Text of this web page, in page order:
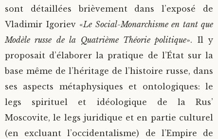
sont détaillées brièvement dans l’exposé de
Vladimir Igoriev «Le Social-Monarchisme en tant que
Modèle russe de la Quatrième Théorie politique». Il y
proposait d’élaborer la pratique de l’État sur la
base même de l’héritage de l’histoire russe, dans
ses aspects métaphysiques et ontologiques: le
legs spirituel et idéologique de la Rus’
Moscovite, le legs juridique et en partie culturel
(en excluant l’occidentalisme) de l’Empire de